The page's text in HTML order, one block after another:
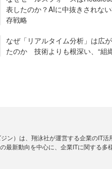
表したのか？AIに中抜きされな
存戦略
なぜ「リアルタイム分析」は広
たのか 技術よりも根深い、“組
ン）は、翔泳社が運営する企業のIT
最新動向を中心に、企業ITに関する多